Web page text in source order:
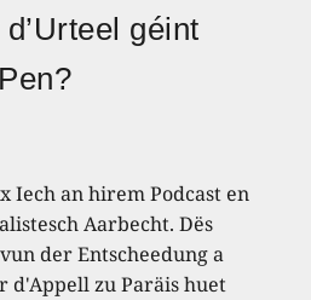
géint
Iech an hirem Podcast en
Aarbecht. Dës
der Entscheedung a
d'Appell zu Paräis huet